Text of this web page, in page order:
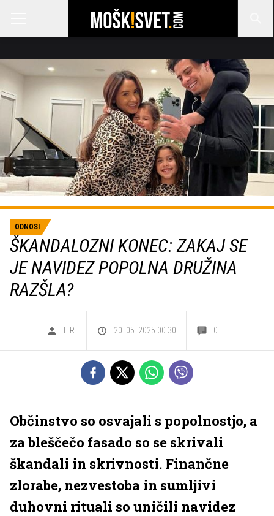
ODNOSI
ŠKANDALOZNI KONEC: ZAKAJ SE
JE NAVIDEZ POPOLNA DRUŽINA
RAZŠLA?
E.R. 20. 05. 2025 00.30 0
Občinstvo so osvajali s popolnostjo, a
za bleščečo fasado so se skrivali
škandali in skrivnosti. Finančne
zlorabe, nezvestoba in sumljivi
duhovni rituali so uničili navidez